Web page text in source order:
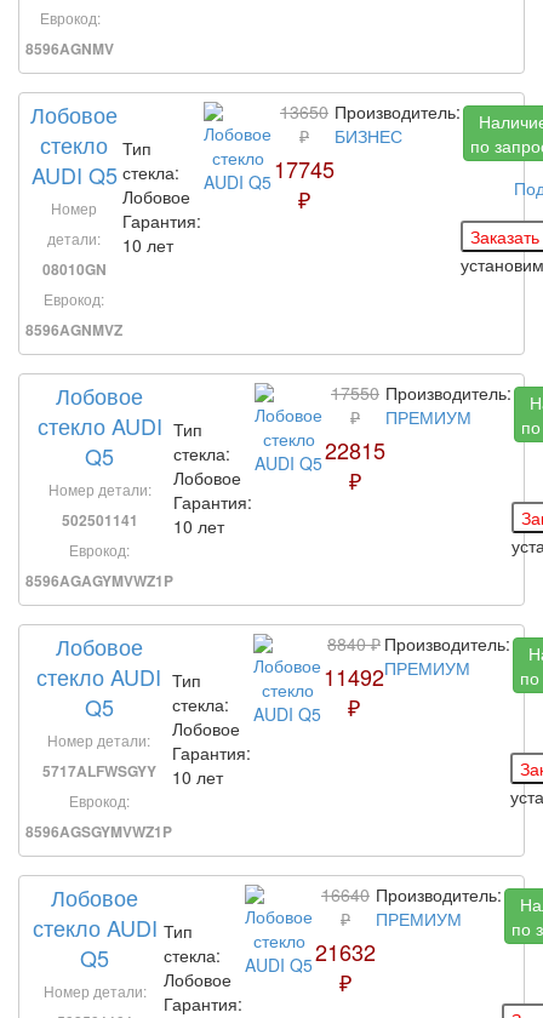
Еврокод:
8596AGNMV
Лобовое
стекло
AUDI Q5
Номер
детали:
08010GN
Еврокод:
8596AGNMVZ
Тип
стекла:
Лобовое
Гарантия:
10 лет
13650
₽
17745
₽
Производитель:
БИЗНЕС
по
Лобовое
стекло AUDI
Q5
Номер детали:
502501141
Еврокод:
8596AGAGYMVWZ1P
Тип
стекла:
Лобовое
Гарантия:
10 лет
17550
₽
22815
₽
Производитель:
ПРЕМИУМ
Лобовое
стекло AUDI
Q5
Номер детали:
5717ALFWSGYY
Еврокод:
8596AGSGYMVWZ1P
Тип
стекла:
Лобовое
Гарантия:
10 лет
8840 ₽
11492
₽
Производитель:
ПРЕМИУМ
Лобовое
стекло AUDI
Q5
Номер детали:
Тип
стекла:
Лобовое
Гарантия:
16640
₽
21632
₽
Производитель:
ПРЕМИУМ
по